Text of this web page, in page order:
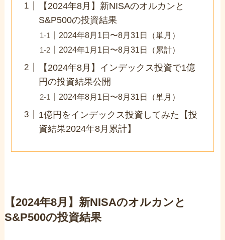
【2024年8月】新NISAのオルカンと
S&P500の投資結果
2024年8月1日〜8月31日（単月）
2024年1月1日〜8月31日（累計）
【2024年8月】インデックス投資で1億
円の投資結果公開
2024年8月1日〜8月31日（単月）
1億円をインデックス投資してみた【投
資結果2024年8月累計】
【2024年8月】新NISAのオルカンと
S&P500の投資結果